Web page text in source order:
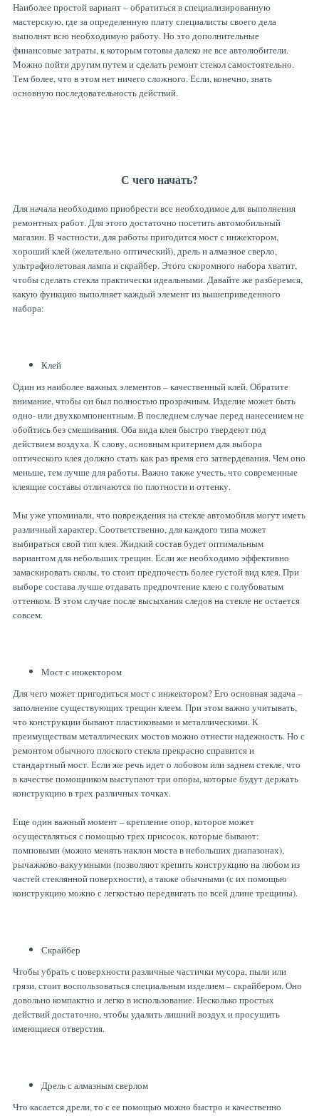
Наиболее простой вариант – обратиться в специализированную
мастерскую, где за определенную плату специалисты своего дела
выполнят всю необходимую работу. Но это дополнительные
финансовые затраты, к которым готовы далеко не все автолюбители.
Можно пойти другим путем и сделать ремонт стекол самостоятельно.
Тем более, что в этом нет ничего сложного. Если, конечно, знать
основную последовательность действий.
С чего начать?
Для начала необходимо приобрести все необходимое для выполнения
ремонтных работ. Для этого достаточно посетить автомобильный
магазин. В частности, для работы пригодится мост с инжектором,
хороший клей (желательно оптический), дрель и алмазное сверло,
ультрафиолетовая лампа и скрайбер. Этого скоромного набора хватит,
чтобы сделать стекла практически идеальными. Давайте же разберемся,
какую функцию выполняет каждый элемент из вышеприведенного
набора:
Клей
Один из наиболее важных элементов – качественный клей. Обратите
внимание, чтобы он был полностью прозрачным. Изделие может быть
одно- или двухкомпонентным. В последнем случае перед нанесением не
обойтись без смешивания. Оба вида клея быстро твердеют под
действием воздуха. К слову, основным критерием для выбора
оптического клея должно стать как раз время его затвердевания. Чем оно
меньше, тем лучше для работы. Важно также учесть, что современные
клеящие составы отличаются по плотности и оттенку.
Мы уже упоминали, что повреждения на стекле автомобиля могут иметь
различный характер. Соответственно, для каждого типа может
выбираться свой тип клея. Жидкий состав будет оптимальным
вариантом для небольших трещин. Если же необходимо эффективно
замаскировать сколы, то стоит предпочесть более густой вид клея. При
выборе состава лучше отдавать предпочтение клею с голубоватым
оттенком. В этом случае после высыхания следов на стекле не остается
совсем.
Мост с инжектором
Для чего может пригодиться мост с инжектором? Его основная задача –
заполнение существующих трещин клеем. При этом важно учитывать,
что конструкции бывают пластиковыми и металлическими. К
преимуществам металлических мостов можно отнести надежность. Но с
ремонтом обычного плоского стекла прекрасно справится и
стандартный мост. Если же речь идет о лобовом или заднем стекле, что
в качестве помощником выступают три опоры, которые будут держать
конструкцию в трех различных точках.
Еще один важный момент – крепление опор, которое может
осуществляться с помощью трех присосок, которые бывают:
помповыми (можно менять наклон моста в небольших диапазонах),
рычажково-вакуумными (позволяют крепить конструкцию на любом из
частей стеклянной поверхности), а также обычными (с их помощью
конструкцию можно с легкостью передвигать по всей длине трещины).
Скрайбер
Чтобы убрать с поверхности различные частички мусора, пыли или
грязи, стоит воспользоваться специальным изделием – скрайбером. Оно
довольно компактно и легко в использование. Несколько простых
действий достаточно, чтобы удалить лишний воздух и просушить
имеющиеся отверстия.
Дрель с алмазным сверлом
Что касается дрели, то с ее помощью можно быстро и качественно